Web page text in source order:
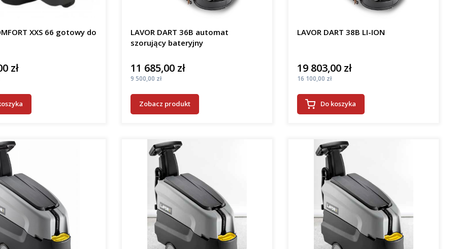
XXS 66 gotowy do
zł
LAVOR DART 36B automat
szorujący bateryjny
Cena
11 685,00 zł
Cena
9 500,00 zł
Zobacz produkt
LAVOR DART 38B LI-ION
Cena
19 803,00 zł
Cena
16 100,00 zł
Do koszyka